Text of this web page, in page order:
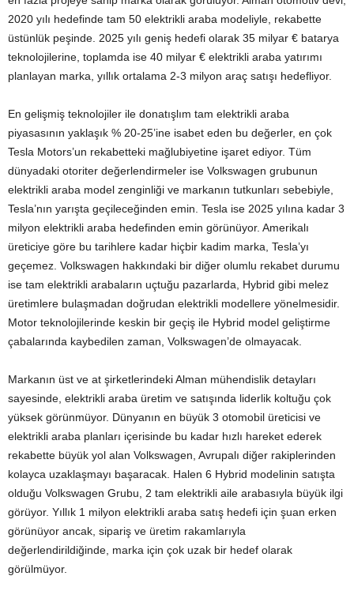
2020 yılı hedefinde tam 50 elektrikli araba modeliyle, rekabette
üstünlük peşinde. 2025 yılı geniş hedefi olarak 35 milyar € batarya
teknolojilerine, toplamda ise 40 milyar € elektrikli araba yatırımı
planlayan marka, yıllık ortalama 2-3 milyon araç satışı hedefliyor.
En gelişmiş teknolojiler ile donatışlım tam elektrikli araba
piyasasının yaklaşık % 20-25’ine isabet eden bu değerler, en çok
Tesla Motors’un rekabetteki mağlubiyetine işaret ediyor. Tüm
dünyadaki otoriter değerlendirmeler ise Volkswagen grubunun
elektrikli araba model zenginliği ve markanın tutkunları sebebiyle,
Tesla’nın yarışta geçileceğinden emin. Tesla ise 2025 yılına kadar 3
milyon elektrikli araba hedefinden emin görünüyor. Amerikalı
üreticiye göre bu tarihlere kadar hiçbir kadim marka, Tesla’yı
geçemez. Volkswagen hakkındaki bir diğer olumlu rekabet durumu
ise tam elektrikli arabaların uçtuğu pazarlarda, Hybrid gibi melez
üretimlere bulaşmadan doğrudan elektrikli modellere yönelmesidir.
Motor teknolojilerinde keskin bir geçiş ile Hybrid model geliştirme
çabalarında kaybedilen zaman, Volkswagen’de olmayacak.
Markanın üst ve at şirketlerindeki Alman mühendislik detayları
sayesinde, elektrikli araba üretim ve satışında liderlik koltuğu çok
yüksek görünmüyor. Dünyanın en büyük 3 otomobil üreticisi ve
elektrikli araba planları içerisinde bu kadar hızlı hareket ederek
rekabette büyük yol alan Volkswagen, Avrupalı diğer rakiplerinden
kolayca uzaklaşmayı başaracak. Halen 6 Hybrid modelinin satışta
olduğu Volkswagen Grubu, 2 tam elektrikli aile arabasıyla büyük ilgi
görüyor. Yıllık 1 milyon elektrikli araba satış hedefi için şuan erken
görünüyor ancak, sipariş ve üretim rakamlarıyla
değerlendirildiğinde, marka için çok uzak bir hedef olarak
görülmüyor.